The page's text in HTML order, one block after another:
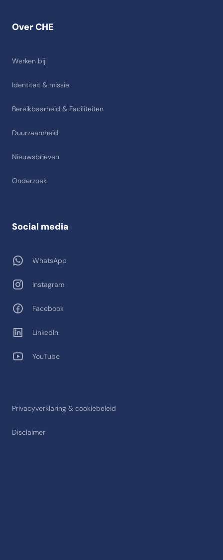
Over CHE
Werken bij
Identiteit & missie
Bereikbaarheid & Faciliteiten
Duurzaamheid
Nieuwsbrieven
Onderzoek
Privacyverklaring & cookiebeleid
Disclaimer
Social media
WhatsApp
Instagram
Facebook
LinkedIn
YouTube